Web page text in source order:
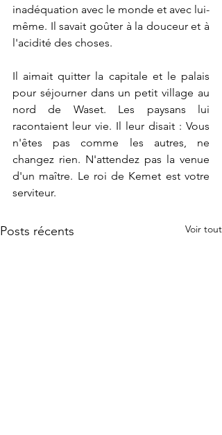
inadéquation avec le monde et avec lui-
même. Il savait goûter à la douceur et à
l'acidité des choses.
Il aimait quitter la capitale et le palais
pour séjourner dans un petit village au
nord de Waset. Les paysans lui
racontaient leur vie. Il leur disait : Vous
n'êtes pas comme les autres, ne
changez rien. N'attendez pas la venue
d'un maître. Le roi de Kemet est votre
serviteur.
Posts récents Voir tout